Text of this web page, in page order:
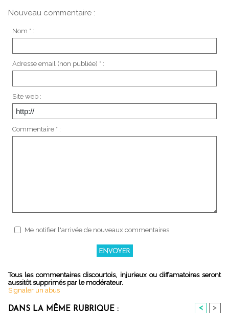
Nouveau commentaire :
Nom * :
Adresse email (non publiée) * :
Site web :
Commentaire * :
Me notifier l'arrivée de nouveaux commentaires
Tous les commentaires discourtois, injurieux ou diffamatoires seront
aussitôt supprimés par le modérateur.
Signaler un abus
DANS LA MÊME RUBRIQUE : < >